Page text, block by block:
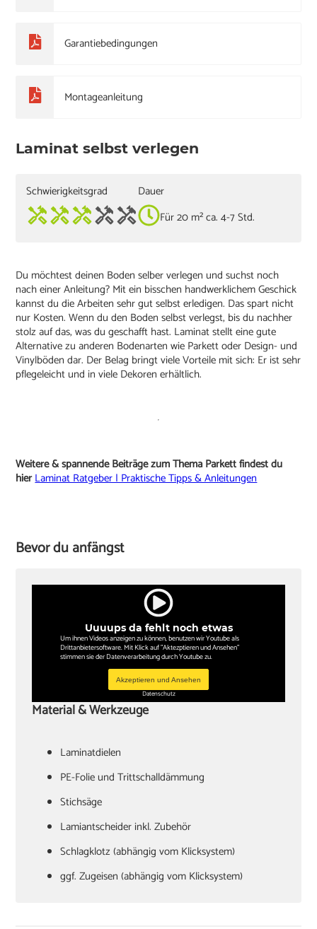
Garantiebedingungen
Montageanleitung
Laminat selbst verlegen
Schwierigkeitsgrad
Dauer
Für 20 m² ca. 4-7 Std.
Du möchtest deinen Boden selber verlegen und suchst noch
nach einer Anleitung? Mit ein bisschen handwerklichem Geschick
kannst du die Arbeiten sehr gut selbst erledigen. Das spart nicht
nur Kosten. Wenn du den Boden selbst verlegst, bis du nachher
stolz auf das, was du geschafft hast. Laminat stellt eine gute
Alternative zu anderen Bodenarten wie Parkett oder Design- und
Vinylböden dar. Der Belag bringt viele Vorteile mit sich: Er ist sehr
pflegeleicht und in viele Dekoren erhältlich.
Weitere & spannende Beiträge zum Thema Parkett findest du
hierLaminat Ratgeber | Praktische Tipps & Anleitungen
Bevor du anfängst
Uuuups da fehlt noch etwas
Um ihnen Videos anzeigen zu können, benutzen wir Youtube als
Drittanbietersoftware. Mit Klick auf "Aktezptieren und Ansehen"
stimmen sie der Datenverarbeitung durch Youtube zu.
Akzeptieren und Ansehen
Datenschutz
Material & Werkzeuge
Laminatdielen
PE-Folie und Trittschalldämmung
Stichsäge
Lamiantscheider inkl. Zubehör
Schlagklotz (abhängig vom Klicksystem)
ggf. Zugeisen (abhängig vom Klicksystem)